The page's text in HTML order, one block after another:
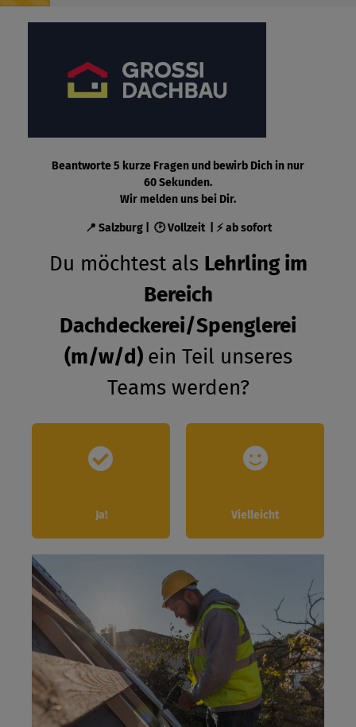
Beantworte 5 kurze Fragen und bewirb Dich in nur
60 Sekunden.
Wir melden uns bei Dir.
📍 Salzburg | 🕑 Vollzeit | ⚡ ab sofort
Du möchtest als Lehrling im
Bereich
Dachdeckerei/Spenglerei
(m/w/d) ein Teil unseres
Teams werden?
Ja! Vielleicht